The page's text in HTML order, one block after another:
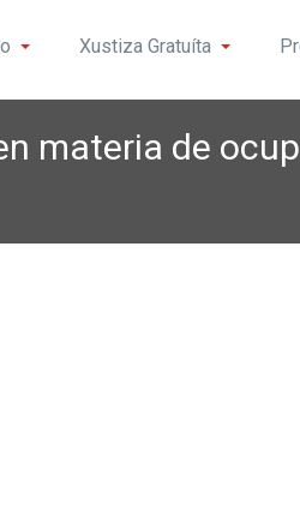
Xustiza Gratuíta
materia de